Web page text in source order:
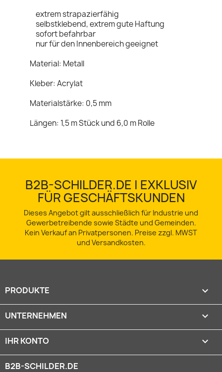
extrem strapazierfähig
selbstklebend, extrem gute Haftung
sofort befahrbar
nur für den Innenbereich geeignet
Material: Metall
Kleber: Acrylat
Materialstärke: 0,5 mm
Längen: 1,5 m Stück und 6,0 m Rolle
B2B-SCHILDER.DE | EXKLUSIV
FÜR GESCHÄFTSKUNDEN
Dieses Angebot gilt ausschließlich für Industrie und
Gewerbetreibende sowie Städte und Gemeinden.
Kein Verkauf an Privatpersonen. Preise zzgl. MWST
und Versandkosten.
PRODUKTE 
UNTERNEHMEN 
IHR KONTO 
B2B-SCHILDER.DE